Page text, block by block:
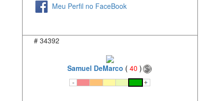
Meu Perfil no FaceBook
# 34392
Samuel DeMarco ( 40 )